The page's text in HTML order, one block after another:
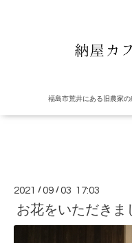
福島市荒井にある旧農家の
2021 /09 /03 17:03
お花をいただきま